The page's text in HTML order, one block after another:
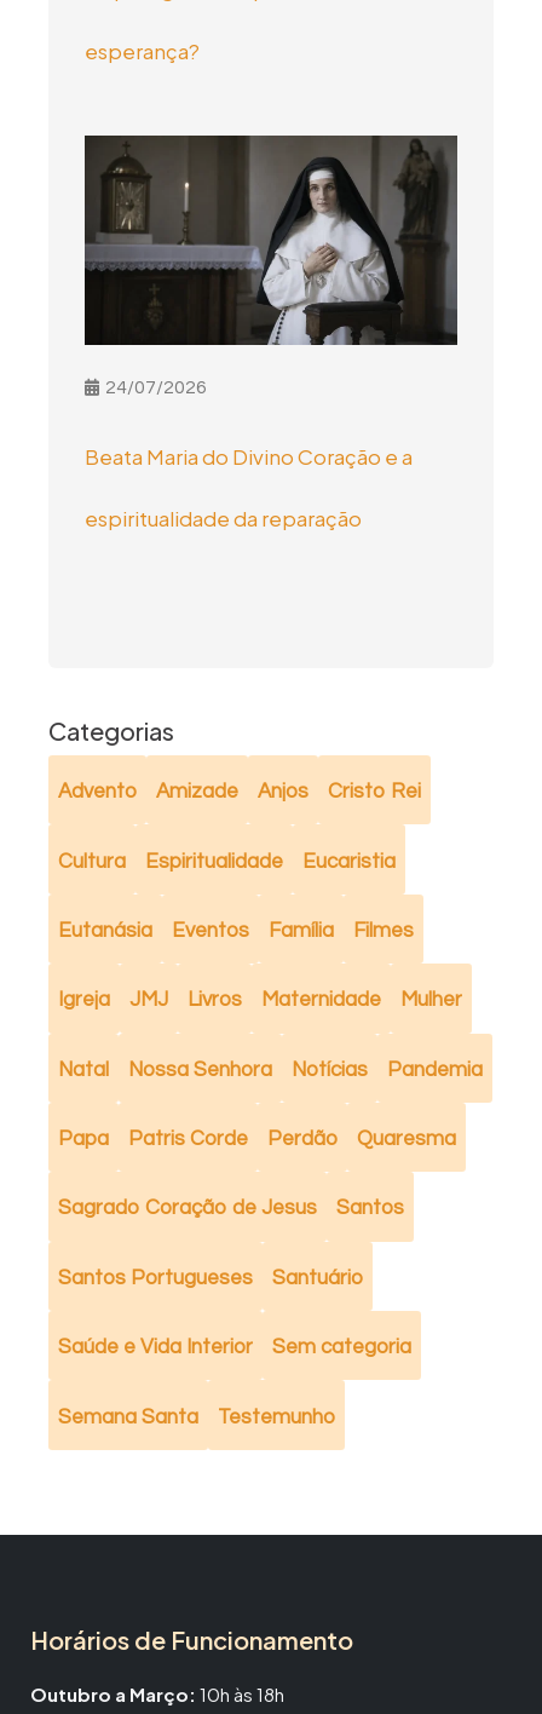
esperança?
24/07/2026
Beata Maria do Divino Coração e a
espiritualidade da reparação
Categorias
Advento Amizade Anjos Cristo Rei
Cultura Espiritualidade Eucaristia
Eutanásia Eventos Família Filmes
Igreja JMJ Livros Maternidade Mulher
Natal Nossa Senhora Notícias Pandemia
Papa Patris Corde Perdão Quaresma
Sagrado Coração de Jesus Santos
Santos Portugueses Santuário
Saúde e Vida Interior Sem categoria
Semana Santa Testemunho
Horários de Funcionamento
Outubro a Março: 10h às 18h